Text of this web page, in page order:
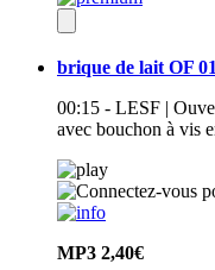
brique de lait OF
00:15 - LESF |
avec bouchon à vis
MP3 2,40€